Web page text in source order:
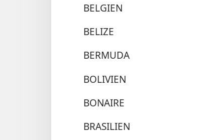
BELGIEN
BELIZE
BERMUDA
BOLIVIEN
BONAIRE
BRASILIEN